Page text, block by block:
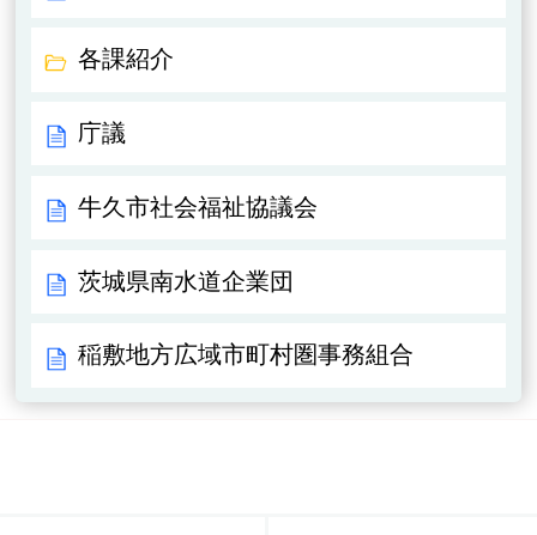
各課紹介
庁議
牛久市社会福祉協議会
茨城県南水道企業団
稲敷地方広域市町村圏事務組合